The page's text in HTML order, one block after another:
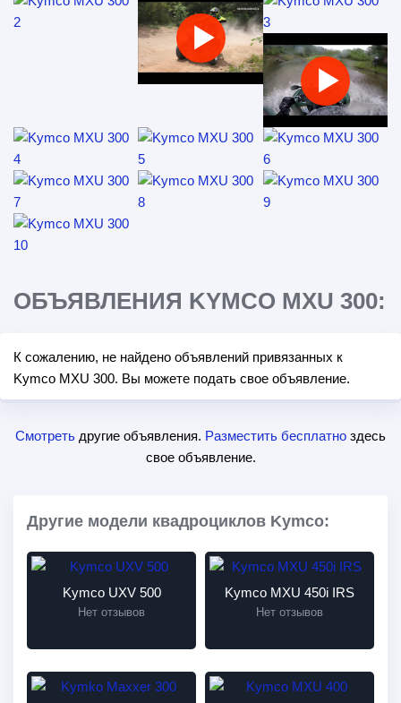
ОБЪЯВЛЕНИЯ KYMCO MXU 300:
К сожалению, не найдено объявлений привязанных к
Kymco MXU 300. Вы можете подать свое объявление.
Смотреть другие объявления. Разместить бесплатно здесь
свое объявление.
Другие модели квадроциклов Kymco:
Kymco UXV 500
Нет отзывов
Kymco MXU 450i IRS
Нет отзывов